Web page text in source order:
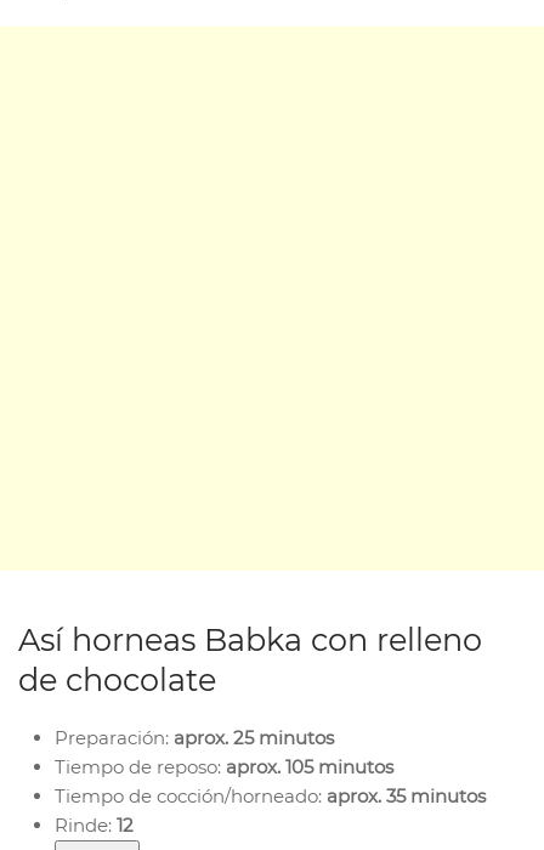
Así horneas Babka con relleno
de chocolate
Preparación: aprox. 25 minutos
Tiempo de reposo: aprox. 105 minutos
Tiempo de cocción/horneado: aprox. 35 minutos
Rinde: 12